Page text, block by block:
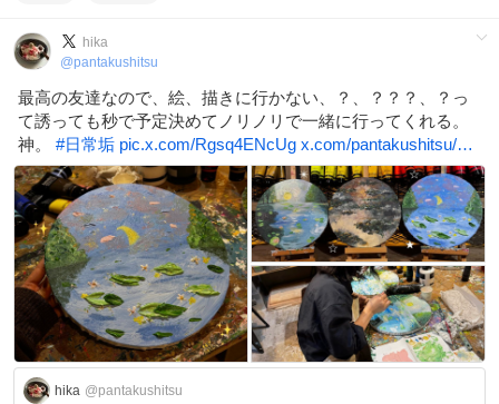
hika
@pantakushitsu
最高の友達なので、絵、描きに行かない、？、？？？、？っ
て誘っても秒で予定決めてノリノリで一緒に行ってくれる。
神。 #日常垢 pic.x.com/Rgsq4ENcUg x.com/pantakushitsu/…
hika @pantakushitsu